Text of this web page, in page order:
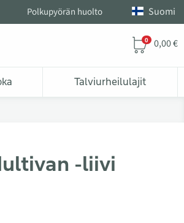
Polkupyörän huolto Suomi
0 0,00 €
Talviurheilulajit
-liivi